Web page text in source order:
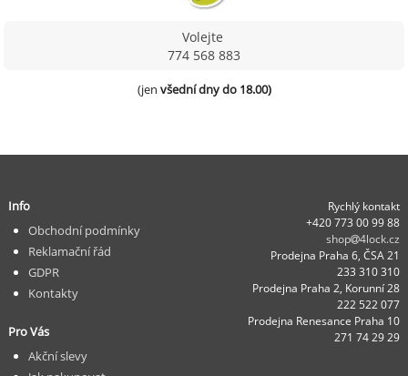
Volejte
774 568 883
(jen všední dny do 18.00)
Rychlý kontakt
+420 773 00 99 88
shop
4lock.cz
Prodejna Praha 6, ČSA 21
233 310 310
Prodejna Praha 2, Korunní 28
222 522 077
Prodejna Renesance Praha 10
271 74 29 29
Info
Obchodní podmínky
Reklamační řád
GDPR
Kontakty
Pro Vás
Akční slevy